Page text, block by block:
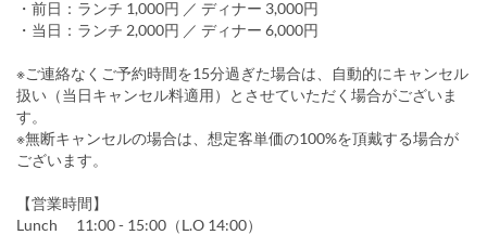
・前日：ランチ 1,000円 ／ ディナー 3,000円
・当日：ランチ 2,000円 ／ ディナー 6,000円
※ご連絡なくご予約時間を15分過ぎた場合は、自動的にキャンセル
扱い（当日キャンセル料適用）とさせていただく場合がございま
す。
※無断キャンセルの場合は、想定客単価の100%を頂戴する場合が
ございます。
【営業時間】
Lunch 11:00 - 15:00（L.O 14:00）